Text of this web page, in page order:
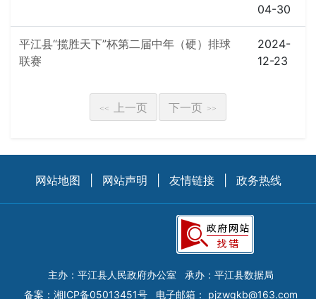
04-30
平江县“揽胜天下”杯第二届中年（硬）排球
联赛
2024-
12-23
<< 上一页 下一页 >>
网站地图 网站声明 友情链接 政务热线
主办：平江县人民政府办公室
承办：平江县数据局
备案： 湘ICP备05013451号 电子邮箱： pjzwgkb@163.com